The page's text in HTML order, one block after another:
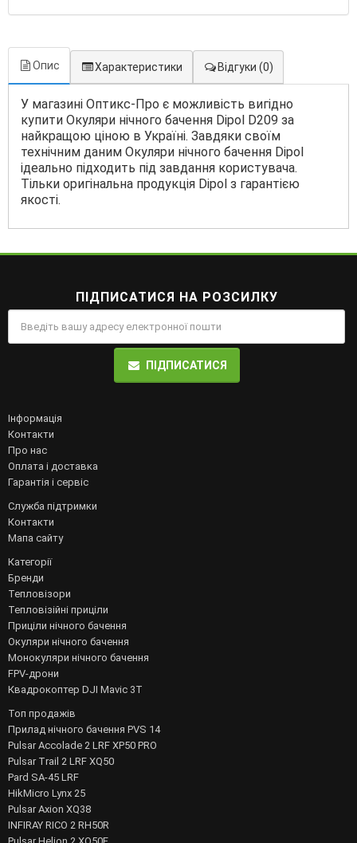
Опис Характеристики Відгуки (0)
У магазині Оптикс-Про є можливість вигідно
купити Окуляри нічного бачення Dipol D209 за
найкращою ціною в Україні. Завдяки своїм
технічним даним Окуляри нічного бачення Dipol
ідеально підходить під завдання користувача.
Тільки оригінальна продукція Dipol з гарантією
якості.
ПІДПИСАТИСЯ НА РОЗСИЛКУ
ПІДПИСАТИСЯ
Інформація
Контакти
Про нас
Оплата і доставка
Гарантія і сервіс
Служба підтримки
Контакти
Мапа сайту
Категорії
Бренди
Тепловізори
Тепловізійні приціли
Приціли нічного бачення
Окуляри нічного бачення
Монокуляри нічного бачення
FPV-дрони
Квадрокоптер DJI Mavic 3T
Топ продажів
Прилад нічного бачення PVS 14
Pulsar Accolade 2 LRF XP50 PRO
Pulsar Trail 2 LRF XQ50
Pard SA-45 LRF
HikMicro Lynx 25
Pulsar Axion XQ38
INFIRAY RICO 2 RH50R